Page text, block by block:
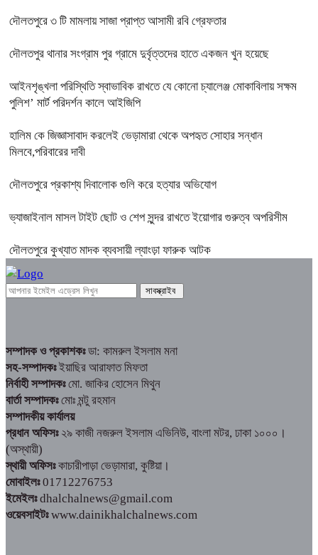
দৌলতপুরে ৩ টি মামলায় সাজা প্রাপ্ত আসামী রবি গ্রেফতার
দৌলতপুর থানার সংগ্রাম পুর গ্রামে দুর্বৃত্তদের হাতে একজন খুন হয়েছে
আইনশৃঙ্খলা পরিস্থিতি স্বাভাবিক রাখতে যে কোনো চ্যালেঞ্জ মোকাবিলায় সক্ষম
পুলিশ’ মার্ট পরিদর্শন কালে আইজিপি
হালিম কে জিজ্ঞাসাবাদ করলেই ভেড়ামারা থেকে অপহৃত সোহার সন্ধান
মিলবে,পরিবারের দাবী
দৌলতপুরে প্রকাশ্য দিবালোক গুলি করে হত্যার অভিযোগ
ভ্যাজাইনাল মাসল টাইট ছোট ও শেপ সুন্দর রাখতে ইয়োগার গুরুত্ব অপরিসীম
দৌলতপুরে কুখ্যাত মাদক ব্যবসায়ী ল্যাংড়া ফারুক আটক
সম্পাদক ও প্রকাশকঃডা: কামরুল ইসলাম মনা
সহ-সম্পাদকঃইয়াছির আরাফাত মিফতা
নির্বাহী সম্পাদকঃমো. জাকির হোসেন মিথুন
বার্তা সম্পাদকঃমোঃ মন্টু রহমান
সম্পাদকীয় কার্যালয়
প্রধান অফিসঃ২৯ কাজী নজরুল ইসলাম এভিনিউ, বাংলা মটর, ঢাকা ১০০০।
(অস্থায়ী)
স্থায়ী অফিসঃকাচারীপাড়া ভেড়ামারা, কুষ্টিয়া।
মোবাইলঃ01712276753
ইমেইলঃdhalchalnews@gmail.com
ওয়েবসাইটঃwww.dainikhalchalnews.com